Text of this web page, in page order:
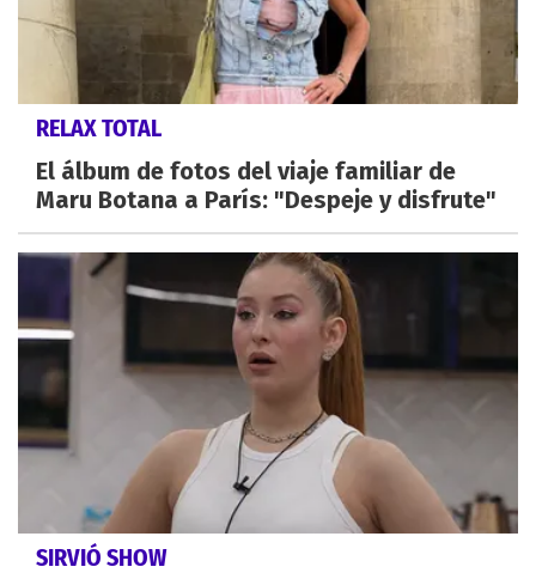
RELAX TOTAL
El álbum de fotos del viaje familiar de
Maru Botana a París: "Despeje y disfrute"
SIRVIÓ SHOW